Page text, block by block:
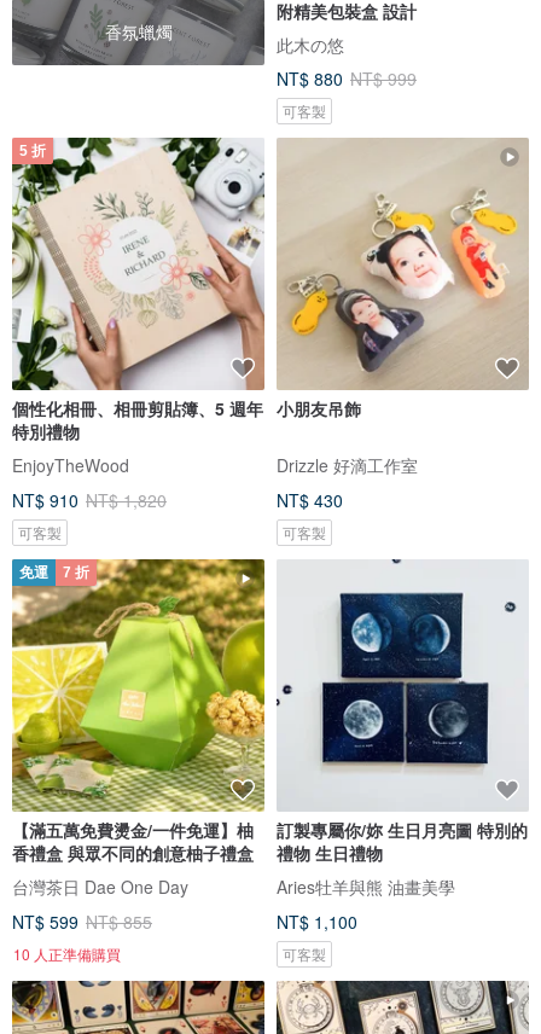
香氛蠟燭
附精美包裝盒 設計
此木の悠
NT$ 880 NT$ 999
可客製
5 折
個性化相冊、相冊剪貼簿、5 週年
特別禮物
EnjoyTheWood
NT$ 910 NT$ 1,820
可客製
小朋友吊飾
Drizzle 好滴工作室
NT$ 430
可客製
免運 7 折
【滿五萬免費燙金/一件免運】柚
香禮盒 與眾不同的創意柚子禮盒
台灣茶日 Dae One Day
NT$ 599 NT$ 855
10 人正準備購買
訂製專屬你/妳 生日月亮圖 特別的
禮物 生日禮物
Aries牡羊與熊 油畫美學
NT$ 1,100
可客製